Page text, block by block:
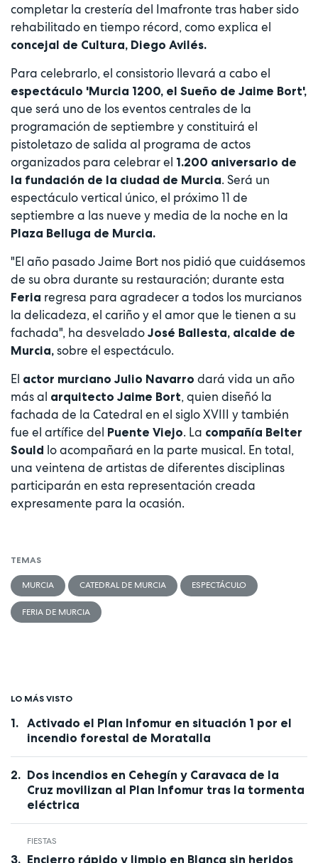
completar la crestería del Imafronte tras haber sido
rehabilitado en tiempo récord, como explica el
concejal de Cultura, Diego Avilés.
Para celebrarlo, el consistorio llevará a cabo el
espectáculo 'Murcia 1200, el Sueño de Jaime Bort',
que será uno de los eventos centrales de la
programación de septiembre y constituirá el
pistoletazo de salida al programa de actos
organizados para celebrar el 1.200 aniversario de
la fundación de la ciudad de Murcia. Será un
espectáculo vertical único, el próximo 11 de
septiembre a las nueve y media de la noche en la
Plaza Belluga de Murcia.
"El año pasado Jaime Bort nos pidió que cuidásemos
de su obra durante su restauración; durante esta
Feria regresa para agradecer a todos los murcianos
la delicadeza, el cariño y el amor que le tienen a su
fachada", ha desvelado José Ballesta, alcalde de
Murcia, sobre el espectáculo.
El actor murciano Julio Navarro dará vida un año
más al arquitecto Jaime Bort, quien diseñó la
fachada de la Catedral en el siglo XVIII y también
fue el artífice del Puente Viejo. La compañía Belter
Sould lo acompañará en la parte musical. En total,
una veintena de artistas de diferentes disciplinas
participarán en esta representación creada
expresamente para la ocasión.
TEMAS
MURCIA CATEDRAL DE MURCIA ESPECTÁCULO
FERIA DE MURCIA
LO MÁS VISTO
Activado el Plan Infomur en situación 1 por el
incendio forestal de Moratalla
Dos incendios en Cehegín y Caravaca de la
Cruz movilizan al Plan Infomur tras la tormenta
eléctrica
FIESTAS
Encierro rápido y limpio en Blanca sin heridos